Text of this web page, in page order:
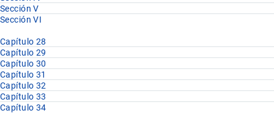
Sección V
Sección VI
Capítulo 28
Capítulo 29
Capítulo 30
Capítulo 31
Capítulo 32
Capítulo 33
Capítulo 34